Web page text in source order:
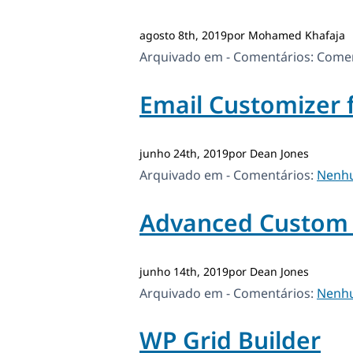
agosto 8th, 2019por Mohamed Khafaja
Arquivado em - Comentários:
Email Customizer
junho 24th, 2019por Dean Jones
Arquivado em - Comentários:
Advanced
junho 14th, 2019por Dean Jones
Arquivado em - Comentários:
WP Grid Builder